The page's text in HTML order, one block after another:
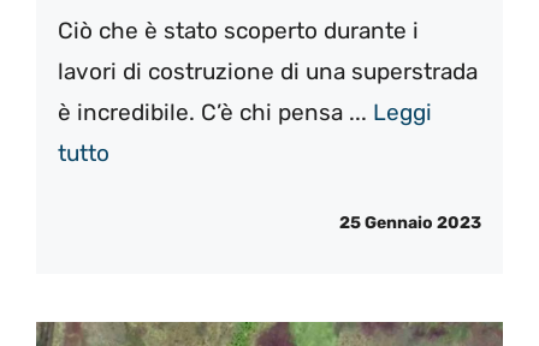
Ciò che è stato scoperto durante i
lavori di costruzione di una superstrada
è incredibile. C’è chi pensa ... Leggi
tutto
25 Gennaio 2023